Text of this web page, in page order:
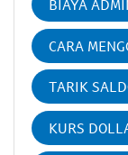
BIAYA
CARA
TARIK
KURS